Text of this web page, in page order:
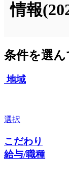
情報
条件を選ん
地域
選択
こだわり
給与/職種